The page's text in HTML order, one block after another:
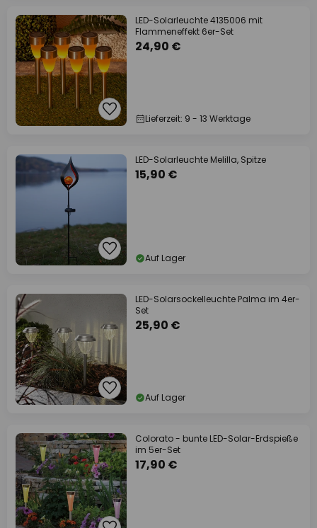
LED-Solarleuchte 4135006 mit
Flammeneffekt 6er-Set
24,90 €
Lieferzeit: 9 - 13 Werktage
LED-Solarleuchte Melilla, Spitze
15,90 €
Auf Lager
LED-Solarsockelleuchte Palma im 4er-
Set
25,90 €
Auf Lager
Colorato - bunte LED-Solar-Erdspieße
im 5er-Set
17,90 €